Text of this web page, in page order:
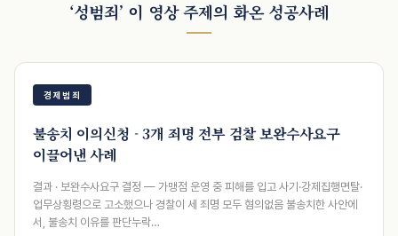
‘성범죄’ 이 영상 주제의 화온 성공사례
경제범죄
불송치 이의신청 - 3개 죄명 전부 검찰 보완수사요구
이끌어낸 사례
결과 · 보완수사요구 결정 — 가맹점 운영 중 피해를 입고 사기·강제집행면탈·
업무상횡령으로 고소했으나 경찰이 세 죄명 모두 혐의없음 불송치한 사안에
서, 불송치 이유를 판단누락…